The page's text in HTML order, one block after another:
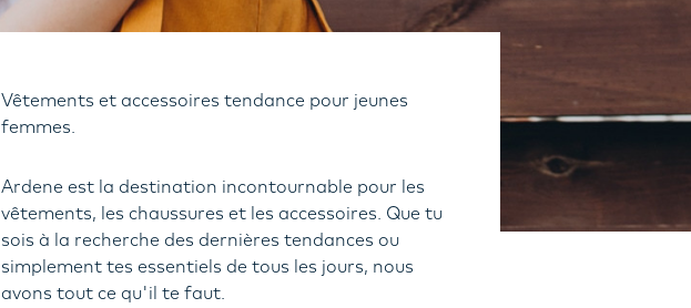
Vêtements et accessoires tendance pour jeunes
femmes.
Ardene est la destination incontournable pour les
vêtements, les chaussures et les accessoires. Que tu
sois à la recherche des dernières tendances ou
simplement tes essentiels de tous les jours, nous
avons tout ce qu'il te faut.